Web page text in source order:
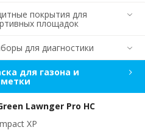
покрытия для
площадок
для диагностики
для газона и
Lawnger Pro HC
XP